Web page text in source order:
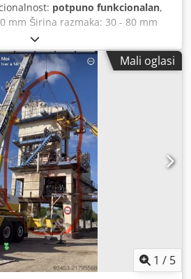
potpuno funkcionalan,
mm Širina razmaka: 30 - 80 mm
za snagom: 22 kW Dodpfx Acey
remontiran u radionici i
za drobljenje te novim bočnim
Mali oglasi
1 / 5